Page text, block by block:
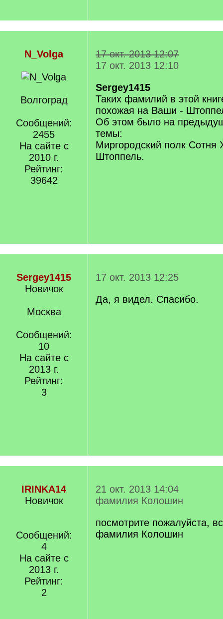
N_Volga
Волгоград
Сообщений:
2455
На сайте с
2010 г.
Рейтинг:
39642
17 окт. 2013 12:07
17 окт. 2013 12:10
Sergey1415
Таких фамилий в этой
похожая на Ваши -
Об этом было на
темы:
Миргородский полк Сотня
Штоппель.
Sergey1415
Новичок
Москва
Сообщений:
10
На сайте с
2013 г.
Рейтинг:
3
17 окт. 2013 12:25
Да, я видел. Спасибо.
IRINKA14
Новичок
Сообщений:
4
На сайте с
2013 г.
Рейтинг:
2
21 окт. 2013 14:04
фамилия Колошин
посмотрите пожалуйста,
фамилия Колошин